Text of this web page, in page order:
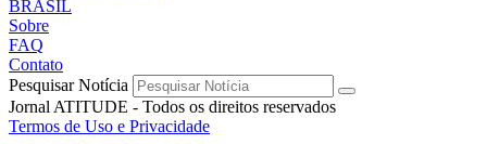
BRASIL
Sobre
FAQ
Contato
Pesquisar Notícia
Jornal ATITUDE - Todos os direitos reservados
Termos de Uso e Privacidade